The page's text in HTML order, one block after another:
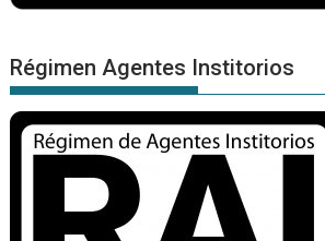
Régimen Agentes Institorios